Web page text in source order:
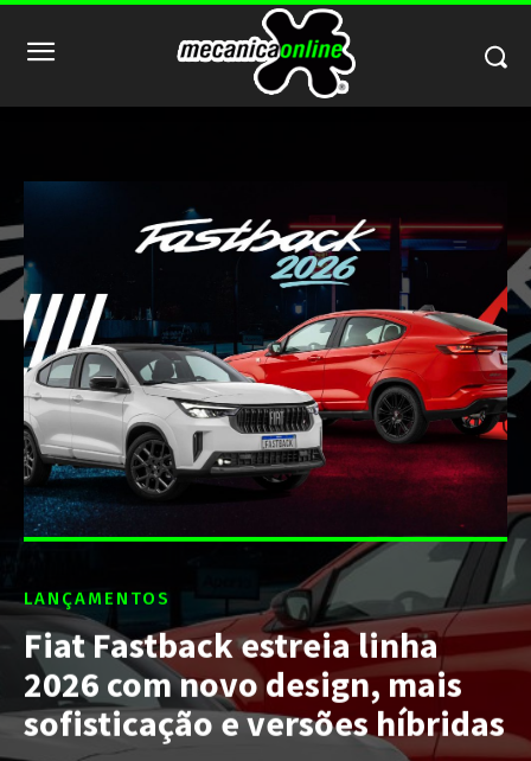
LANÇAMENTOS
Fiat Fastback estreia linha
2026 com novo design, mais
sofisticação e versões híbridas